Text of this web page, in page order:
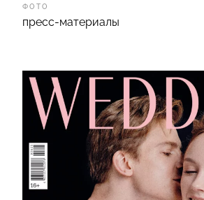
ФОТО
пресс-материалы